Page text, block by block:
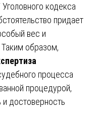
кодекса
придает
вес и
Таким образом,
процесса
процедурой,
достоверность